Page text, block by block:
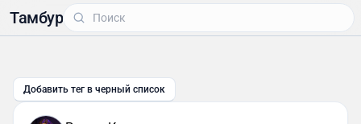
Тамбур
Добавить тег в черный список